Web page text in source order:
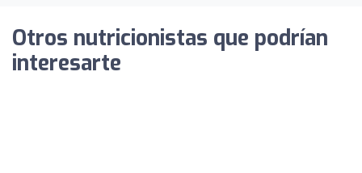
Otros nutricionistas que podrían
interesarte